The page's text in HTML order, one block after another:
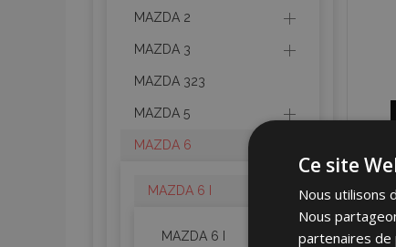
MAZDA 2
MAZDA 3
MAZDA 323
MAZDA 5
MAZDA 6
MAZDA 6 I
MAZDA 6 I
Ce site
Nous utilisons
Nous
partenaires de